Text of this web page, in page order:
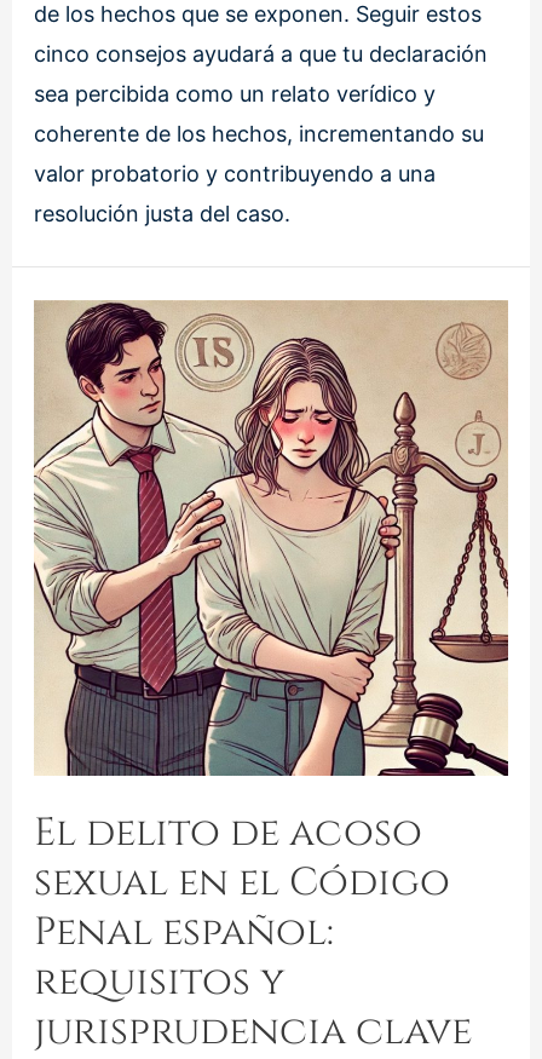
de los hechos que se exponen. Seguir estos
cinco consejos ayudará a que tu declaración
sea percibida como un relato verídico y
coherente de los hechos, incrementando su
valor probatorio y contribuyendo a una
resolución justa del caso.
El delito de acoso
sexual en el Código
Penal español:
requisitos y
jurisprudencia clave